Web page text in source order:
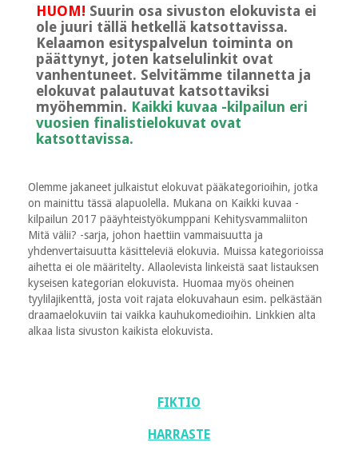
HUOM! Suurin osa sivuston elokuvista ei
ole juuri tällä hetkellä katsottavissa.
Kelaamon esityspalvelun toiminta on
päättynyt, joten katselulinkit ovat
vanhentuneet. Selvitämme tilannetta ja
elokuvat palautuvat katsottaviksi
myöhemmin. Kaikki kuvaa -kilpailun eri
vuosien finalistielokuvat ovat
katsottavissa.
Olemme jakaneet julkaistut elokuvat pääkategorioihin, jotka
on mainittu tässä alapuolella. Mukana on Kaikki kuvaa -
kilpailun 2017 pääyhteistyökumppani Kehitysvammaliiton
Mitä välii? -sarja, johon haettiin vammaisuutta ja
yhdenvertaisuutta käsitteleviä elokuvia. Muissa kategorioissa
aihetta ei ole määritelty. Allaolevista linkeistä saat listauksen
kyseisen kategorian elokuvista. Huomaa myös oheinen
tyylilajikenttä, josta voit rajata elokuvahaun esim. pelkästään
draamaelokuviin tai vaikka kauhukomedioihin. Linkkien alta
alkaa lista sivuston kaikista elokuvista.
FIKTIO
HARRASTE